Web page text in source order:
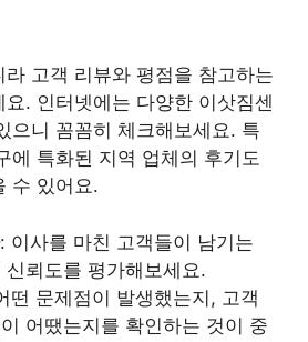
고객 리뷰와 평점을 참고하는
. 인터넷에는 다양한 이삿짐센
으니 꼼꼼히 체크해보세요. 특
에 특화된 지역 업체의 후기도
수 있어요.
: 이사를 마친 고객들이 남기는
신뢰도를 평가해보세요.
떤 문제점이 발생했는지, 고객
어땠는지를 확인하는 것이 중